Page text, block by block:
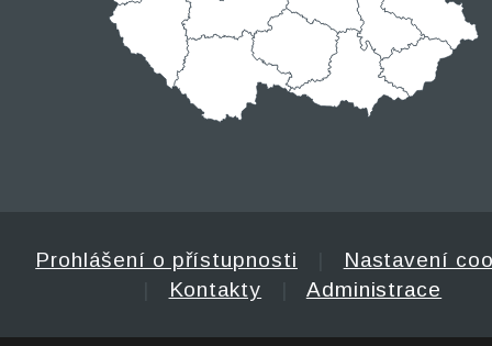
Prohlášení o přístupnosti
Nastavení
Kontakty Administrace